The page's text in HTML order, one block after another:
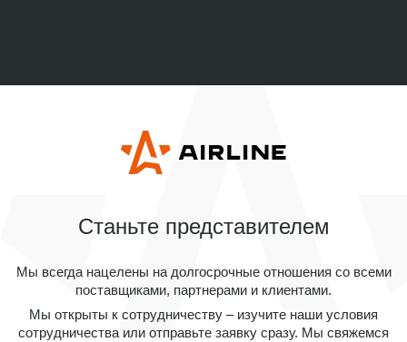
Станьте представителем
Мы всегда нацелены на долгосрочные отношения со всеми
поставщиками, партнерами и клиентами.
Мы открыты к сотрудничеству – изучите наши условия
сотрудничества или отправьте заявку сразу. Мы свяжемся